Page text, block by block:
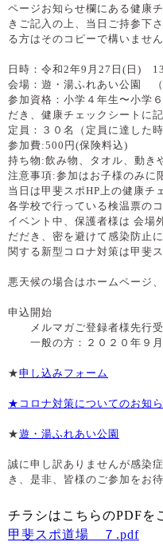
ページお知らせ欄にある健康
きご記入の上、当日ご持参下
る方はそのコピーで構いません
日時：令和2年9月27日(日)
会場：遊・湯ふれあい公園 （
参加資格：小学４年生〜小学
だき、健康チェックシートに
定員：３０名（定員に達した
参加費:500円(保険料込)
持ち物:飲み物、タオル、動き
注意事項:参加はお子様のみに
当日は甲斐スポHP上の健康チ
各学校で行っている検温票の
イベント中、保護者様は 会場
だだき、密を避けて感染防止
関する新型コロナ対策は甲斐
悪天候の場合はホームページ
申込開始
メルマガご登録者様先行受
一般の方：２０２０年９月
★申し込みフォーム
★コロナ対策についてのお知
★遊・湯ふれあい公園
誠に申し訳ありませんが感染
き、是非、皆様のご参加をお
チラシはこちらのPDFを
甲斐スポ道場 ７.pdf